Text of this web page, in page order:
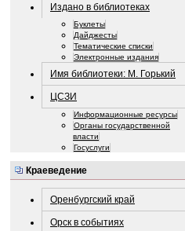
Издано в библиотеках
Буклеты
Дайджесты
Тематические списки
Электронные издания
Имя библиотеки: М. Горький
ЦСЗИ
Информационные ресурсы
Органы государственной
власти
Госуслуги
Краеведение
Оренбургский край
Орск в событиях